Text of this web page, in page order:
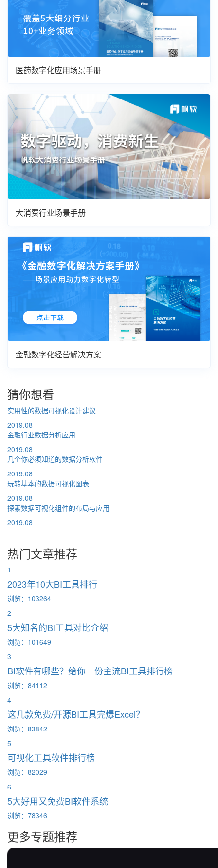
医药数字化应用场景手册
大消费行业场景手册
金融数字化经营解决方案
猜你想看
实用性的数据可视化设计建议
2019.08
金融行业数据分析应用
2019.08
几个你必须知道的数据分析软件
2019.08
玩转基本的数据可视化图表
2019.08
探索数据可视化组件的布局与应用
2019.08
热门文章推荐
1
2023年10大BI工具排行
浏览：103264
2
5大知名的BI工具对比介绍
浏览：101649
3
BI软件有哪些？给你一份主流BI工具排行榜
浏览：84112
4
这几款免费/开源BI工具完爆Excel？
浏览：83842
5
可视化工具软件排行榜
浏览：82029
6
5大好用又免费BI软件系统
浏览：78346
更多专题推荐